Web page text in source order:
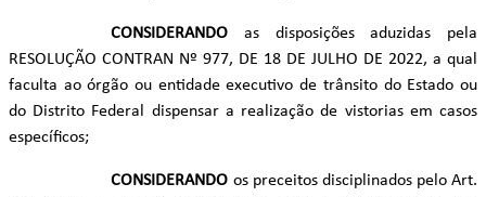
CONSIDERANDOas disposições aduzidas pela
RESOLUÇÃO CONTRAN Nº 977, DE 18 DE JULHO DE 2022, a qual
faculta ao órgão ou entidade executivo de trânsito do Estado ou
do Distrito Federal dispensar a realização de vistorias em casos
específicos;
CONSIDERANDO os preceitos disciplinados pelo Art.